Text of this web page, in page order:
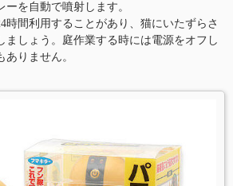
を自動で噴射します。
時間利用することがあり、猫にいたずらさ
ましょう。庭作業する時には電源をオフし
りません。